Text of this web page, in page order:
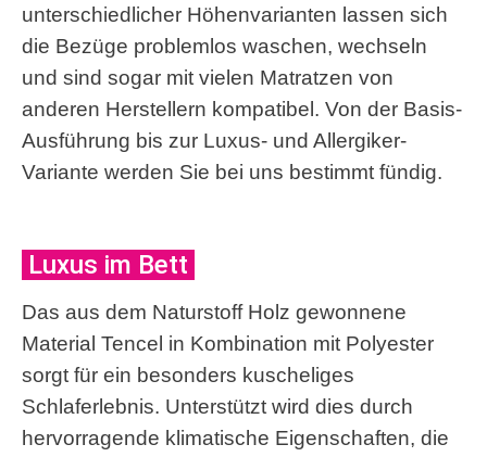
unterschiedlicher Höhenvarianten lassen sich
die Bezüge problemlos waschen, wechseln
und sind sogar mit vielen Matratzen von
anderen Herstellern kompatibel. Von der Basis-
Ausführung bis zur Luxus- und Allergiker-
Variante werden Sie bei uns bestimmt fündig.
Luxus im Bett
Das aus dem Naturstoff Holz gewonnene
Material Tencel in Kombination mit Polyester
sorgt für ein besonders kuscheliges
Schlaferlebnis. Unterstützt wird dies durch
hervorragende klimatische Eigenschaften, die